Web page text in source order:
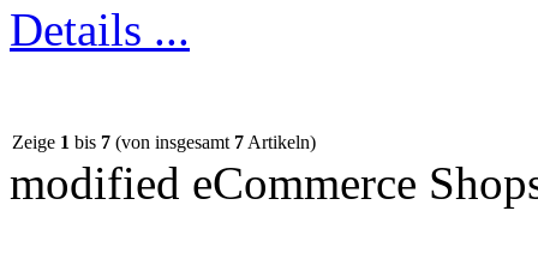
Details ...
Zeige 1 bis 7 (von insgesamt 7 Artikeln)
modified eCommerce